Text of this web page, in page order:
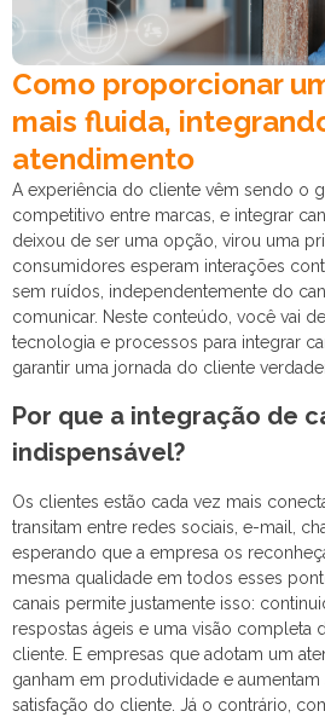
Como proporcionar
mais fluida,
atendimento
A experiência do cliente vêm sendo o
competitivo entre marcas, e integrar
deixou de ser uma opção, virou uma
consumidores esperam interações
sem ruídos, independentemente do
comunicar. Neste conteúdo, você vai
tecnologia e processos para integrar
garantir uma jornada do cliente
Por que a integração de
indispensável?
Os clientes estão cada vez mais
transitam entre redes sociais, e-mail,
esperando que a empresa os
mesma qualidade em todos esses
canais permite justamente isso:
respostas ágeis e uma visão completa
cliente. E empresas que adotam um
ganham em produtividade e aumentam
satisfação do cliente. Já o contrário,